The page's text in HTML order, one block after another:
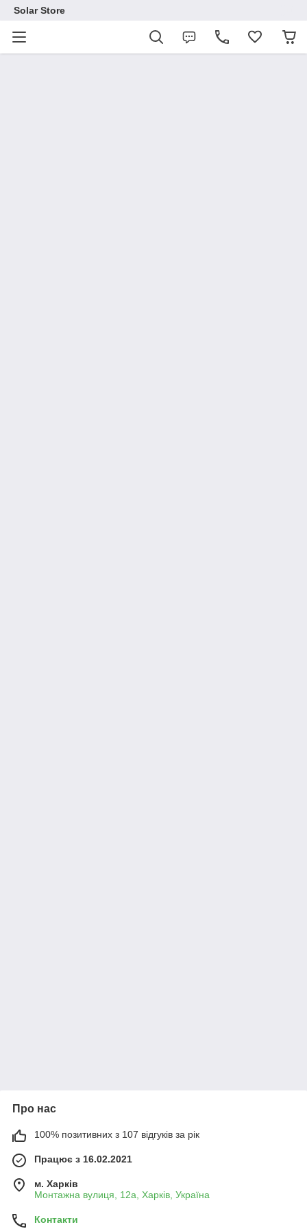
Solar Store
Про нас
100% позитивних з 107 відгуків за рік
Працює з 16.02.2021
м. Харків
Монтажна вулиця, 12а, Харків, Україна
Контакти